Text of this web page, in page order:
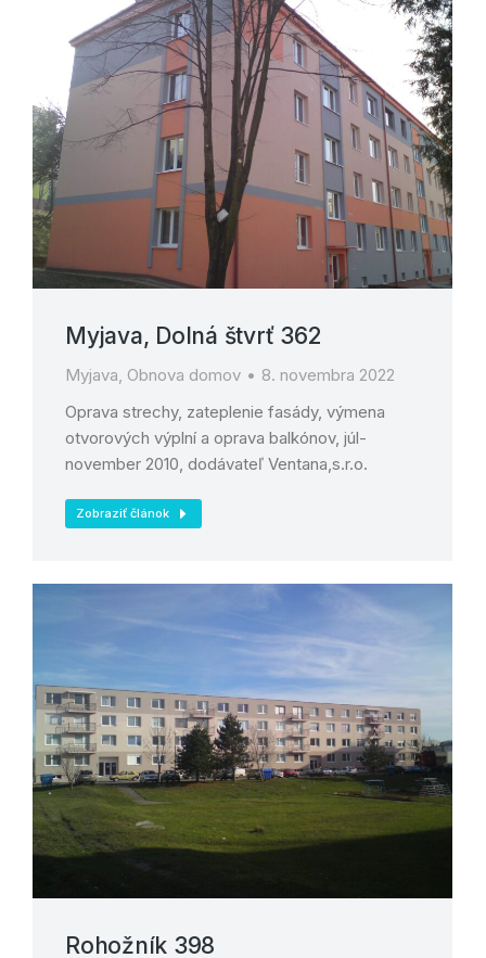
Myjava, Dolná štvrť 362
Myjava, Obnova domov
8. novembra 2022
Oprava strechy, zateplenie fasády, výmena
otvorových výplní a oprava balkónov, júl-
november 2010, dodávateľ Ventana,s.r.o.
Zobraziť článok
Rohožník 398